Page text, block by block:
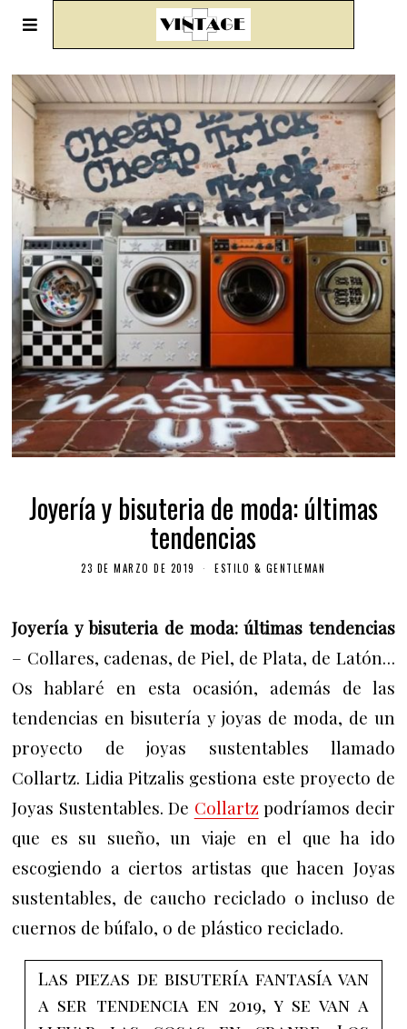
Joyería y bisuteria de moda: últimas
tendencias
23 DE MARZO DE 2019 ESTILO & GENTLEMAN
Joyería y bisuteria de moda: últimas tendencias
– Collares, cadenas, de Piel, de Plata, de Latón…
Os hablaré en esta ocasión, además de las
tendencias en bisutería y joyas de moda, de un
proyecto de joyas sustentables llamado
Collartz. Lidia Pitzalis gestiona este proyecto de
Joyas Sustentables.De Collartz podríamos decir
que es su sueño, un viaje en el que ha ido
escogiendo a ciertos artistas que hacen Joyas
sustentables, de caucho reciclado o incluso de
cuernos de búfalo, o de plástico reciclado.
Las piezas de bisutería fantasía van
a ser tendencia en 2019, y se van a